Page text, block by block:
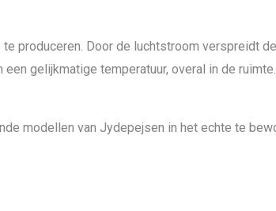
produceren. Door de luchtstroom verspreidt
gelijkmatige temperatuur, overal in de ruimte.
modellen van Jydepejsen in het echte te